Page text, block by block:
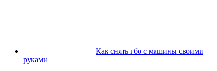
Как снять гбо с машины своими
руками